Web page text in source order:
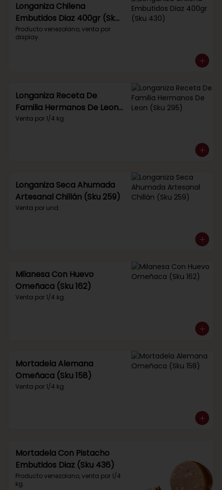
Longaniza Chilena
Embutidos Diaz 400gr (Sku
430)
Producto venezolano, venta por
display.
Longaniza Receta De
Familia Hermanos De Leon
(Sku 295)
Venta por 1/4 kg.
Longaniza Seca Ahumada
Artesanal Chillán (Sku 259)
Venta por und.
Milanesa Con Huevo
Omeñaca (Sku 162)
Venta por 1/4 kg.
Mortadela Alemana
Omeñaca (Sku 158)
Venta por 1/4 kg.
Mortadela Con Pistacho
Embutidos Diaz (Sku 436)
Producto venezolano, venta por 1/4
kg.